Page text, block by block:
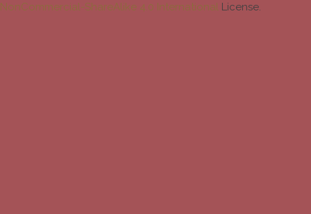
NonCommercial-ShareAlike 4.0 International License.